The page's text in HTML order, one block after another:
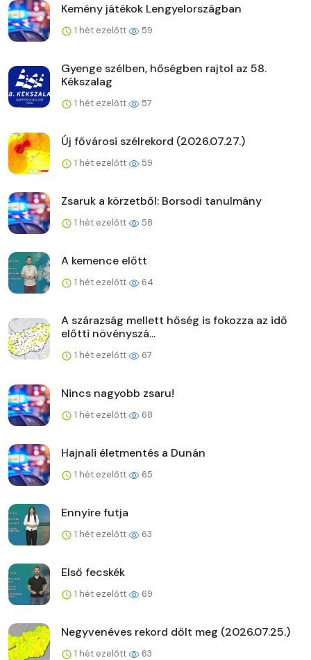
Kemény játékok Lengyelországban
1 hét ezelőtt 59
Gyenge szélben, hőségben rajtol az 58.
Kékszalag
1 hét ezelőtt 57
Új fővárosi szélrekord (2026.07.27.)
1 hét ezelőtt 59
Zsaruk a körzetből: Borsodi tanulmány
1 hét ezelőtt 58
A kemence előtt
1 hét ezelőtt 64
A szárazság mellett hőség is fokozza az idő
előtti növényszá...
1 hét ezelőtt 67
Nincs nagyobb zsaru!
1 hét ezelőtt 68
Hajnali életmentés a Dunán
1 hét ezelőtt 65
Ennyire futja
1 hét ezelőtt 63
Első fecskék
1 hét ezelőtt 69
Negyvenéves rekord dőlt meg (2026.07.25.)
1 hét ezelőtt 63